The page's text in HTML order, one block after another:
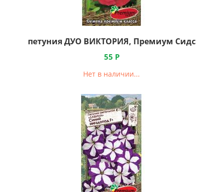
петуния ДУО ВИКТОРИЯ, Премиум Сидс
55 Р
Нет в наличии...